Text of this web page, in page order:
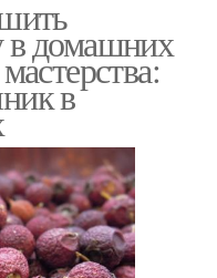
домашних
в